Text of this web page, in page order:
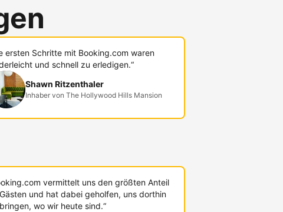
ersten Schritte mit Booking.com waren
und schnell zu erledigen.“
Shawn Ritzenthaler
Inhaber von The Hollywood Hills Mansion
vermittelt uns den größten Anteil
und hat dabei geholfen, uns dorthin
wo wir heute sind.“